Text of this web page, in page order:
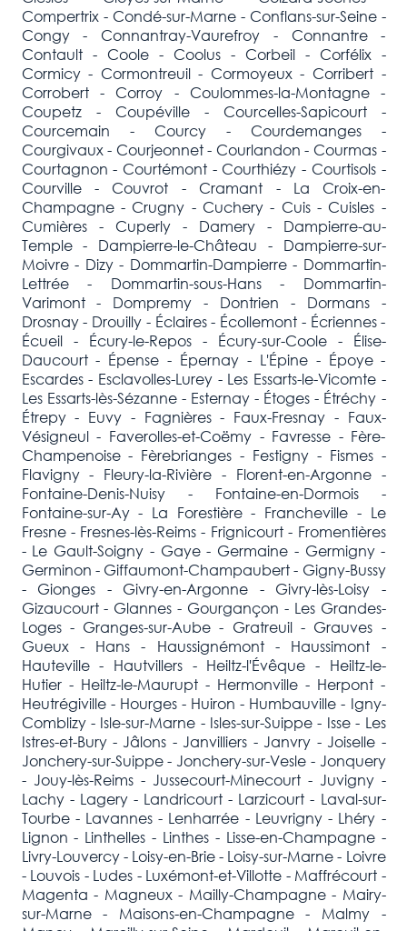
Compertrix - Condé-sur-Marne - Conflans-sur-Seine -
Congy - Connantray-Vaurefroy - Connantre -
Contault - Coole - Coolus - Corbeil - Corfélix -
Cormicy - Cormontreuil - Cormoyeux - Corribert -
Corrobert - Corroy - Coulommes-la-Montagne -
Coupetz - Coupéville - Courcelles-Sapicourt -
Courcemain - Courcy - Courdemanges -
Courgivaux - Courjeonnet - Courlandon - Courmas -
Courtagnon - Courtémont - Courthiézy - Courtisols -
Courville - Couvrot - Cramant - La Croix-en-
Champagne - Crugny - Cuchery - Cuis - Cuisles -
Cumières - Cuperly - Damery - Dampierre-au-
Temple - Dampierre-le-Château - Dampierre-sur-
Moivre - Dizy - Dommartin-Dampierre - Dommartin-
Lettrée - Dommartin-sous-Hans - Dommartin-
Varimont - Dompremy - Dontrien - Dormans -
Drosnay - Drouilly - Éclaires - Écollemont - Écriennes -
Écueil - Écury-le-Repos - Écury-sur-Coole - Élise-
Daucourt - Épense - Épernay - L'Épine - Époye -
Escardes - Esclavolles-Lurey - Les Essarts-le-Vicomte -
Les Essarts-lès-Sézanne - Esternay - Étoges - Étréchy -
Étrepy - Euvy - Fagnières - Faux-Fresnay - Faux-
Vésigneul - Faverolles-et-Coëmy - Favresse - Fère-
Champenoise - Fèrebrianges - Festigny - Fismes -
Flavigny - Fleury-la-Rivière - Florent-en-Argonne -
Fontaine-Denis-Nuisy - Fontaine-en-Dormois -
Fontaine-sur-Ay - La Forestière - Francheville - Le
Fresne - Fresnes-lès-Reims - Frignicourt - Fromentières
- Le Gault-Soigny - Gaye - Germaine - Germigny -
Germinon - Giffaumont-Champaubert - Gigny-Bussy
- Gionges - Givry-en-Argonne - Givry-lès-Loisy -
Gizaucourt - Glannes - Gourgançon - Les Grandes-
Loges - Granges-sur-Aube - Gratreuil - Grauves -
Gueux - Hans - Haussignémont - Haussimont -
Hauteville - Hautvillers - Heiltz-l'Évêque - Heiltz-le-
Hutier - Heiltz-le-Maurupt - Hermonville - Herpont -
Heutrégiville - Hourges - Huiron - Humbauville - Igny-
Comblizy - Isle-sur-Marne - Isles-sur-Suippe - Isse - Les
Istres-et-Bury - Jâlons - Janvilliers - Janvry - Joiselle -
Jonchery-sur-Suippe - Jonchery-sur-Vesle - Jonquery
- Jouy-lès-Reims - Jussecourt-Minecourt - Juvigny -
Lachy - Lagery - Landricourt - Larzicourt - Laval-sur-
Tourbe - Lavannes - Lenharrée - Leuvrigny - Lhéry -
Lignon - Linthelles - Linthes - Lisse-en-Champagne -
Livry-Louvercy - Loisy-en-Brie - Loisy-sur-Marne - Loivre
- Louvois - Ludes - Luxémont-et-Villotte - Maffrécourt -
Magenta - Magneux - Mailly-Champagne - Mairy-
sur-Marne - Maisons-en-Champagne - Malmy -